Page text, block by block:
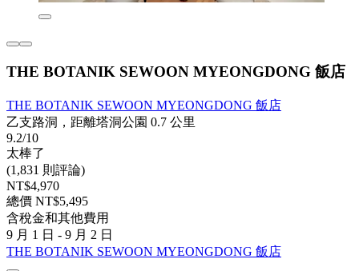
THE BOTANIK SEWOON MYEONGDONG 飯店
THE BOTANIK SEWOON MYEONGDONG 飯店
乙支路洞，距離塔洞公園 0.7 公里
9.2/10
太棒了
(1,831 則評論)
NT$4,970
總價 NT$5,495
含稅金和其他費用
9 月 1 日 - 9 月 2 日
THE BOTANIK SEWOON MYEONGDONG 飯店